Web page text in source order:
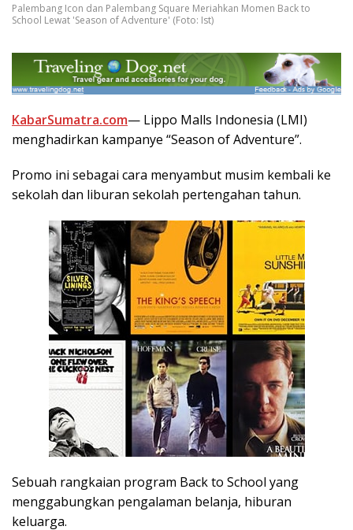
Palembang Icon dan Palembang Square Meriahkan Momen Back to
School Lewat 'Season of Adventure' (Foto: Ist)
KabarSumatra.com— Lippo Malls Indonesia (LMI)
menghadirkan kampanye “Season of Adventure”.
Promo ini sebagai cara menyambut musim kembali ke
sekolah dan liburan sekolah pertengahan tahun.
Sebuah rangkaian program Back to School yang
menggabungkan pengalaman belanja, hiburan
keluarga.